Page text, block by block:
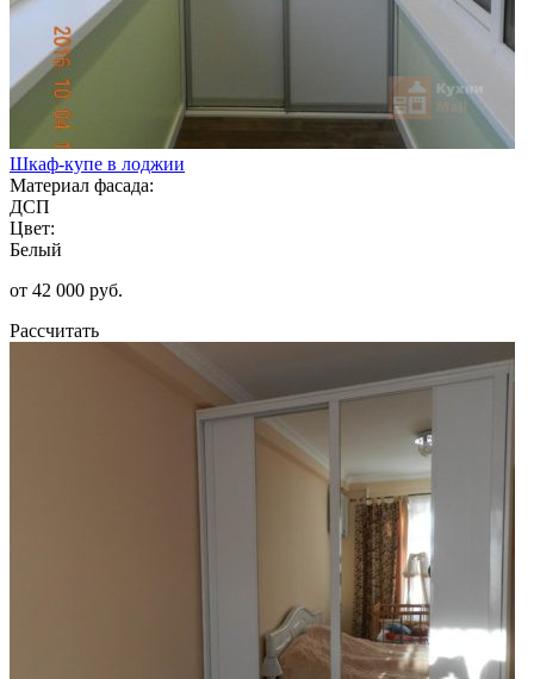
Шкаф-купе в лоджии
Материал фасада:
ДСП
Цвет:
Белый
от 42 000 руб.
Рассчитать